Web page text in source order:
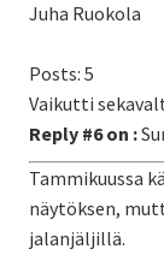
Juha Ruokola
Posts: 5
Vaikutti
Reply #6 on :
Tammikuussa
näytöksen,
jalanjäljillä.